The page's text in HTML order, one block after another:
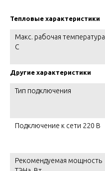
Тепловые характеристики
Макс. рабочая температура,
C
Другие характеристики
Тип подключения
Подключение к сети 220 В
Рекомендуемая мощность